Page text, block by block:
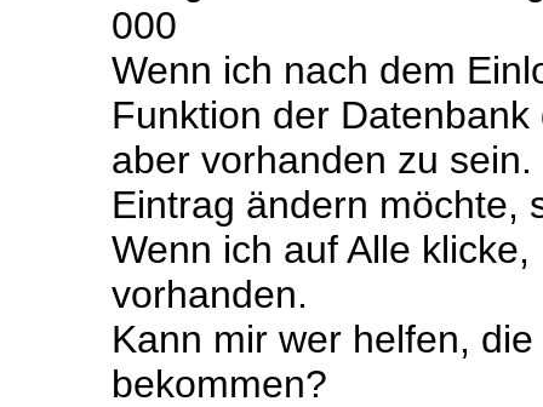
000
Wenn ich nach dem
Funktion der
aber vorhanden zu
Eintrag ändern möchte,
Wenn ich auf Alle
vorhanden.
Kann mir wer helfen,
bekommen?